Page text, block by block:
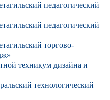
педагогический
педагогический
торгово-
техникум дизайна и
технологический